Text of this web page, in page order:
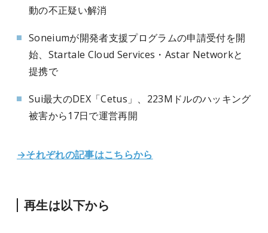
動の不正疑い解消
Soneiumが開発者支援プログラムの申請受付を開
始、Startale Cloud Services・Astar Networkと
提携で
Sui最大のDEX「Cetus」、223Mドルのハッキング
被害から17日で運営再開
→それぞれの記事はこちらから
再生は以下から